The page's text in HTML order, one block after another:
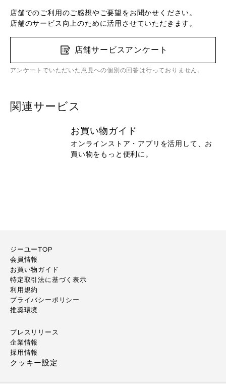
店舗でのご利用のご感想やご要望をお聞かせください。
店舗のサービス向上のために活用させていただきます。
店舗サービスアンケート
アンケートでいただいた意見への個別の回答は行っておりません。
関連サービス
お買い物ガイド
オンラインストア・アプリを活用して、お
買い物をもっと便利に。
ジーユーTOP
会員情報
お買い物ガイド
特定取引法に基づく表示
利用規約
プライバシーポリシー
推奨環境
プレスリリース
企業情報
採用情報
クッキー設定